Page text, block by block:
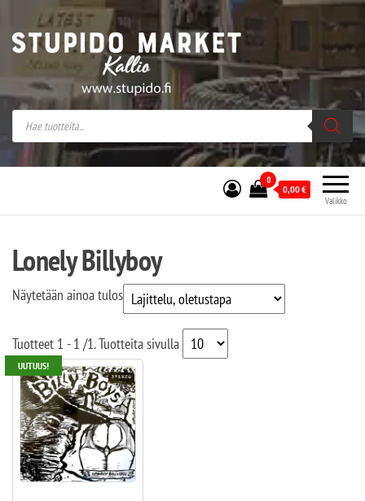
Stupido Market – verkossa ja kivijalassa
Stupido Market on vaihtoehtomusaan
erikoistunut verkko- sekä
kivijalkakauppa Helsingissä Kallion
sydämessä.
Valikko
0
0,00€
Lonely Billyboy
Näytetään ainoa tulos
Tuotteet 1 - 1 /1. Tuotteita sivulla
UUTUUS!